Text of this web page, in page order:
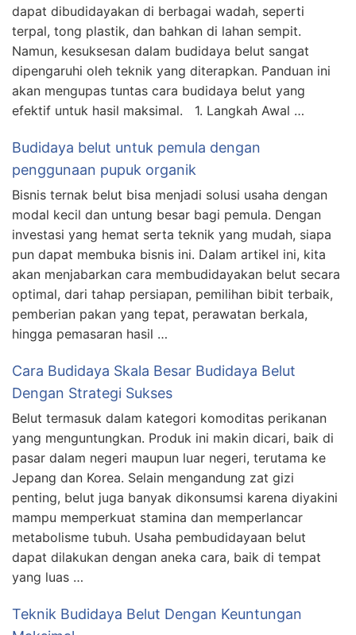
dapat dibudidayakan di berbagai wadah, seperti
terpal, tong plastik, dan bahkan di lahan sempit.
Namun, kesuksesan dalam budidaya belut sangat
dipengaruhi oleh teknik yang diterapkan. Panduan ini
akan mengupas tuntas cara budidaya belut yang
efektif untuk hasil maksimal. 1. Langkah Awal …
Budidaya belut untuk pemula dengan
penggunaan pupuk organik
Bisnis ternak belut bisa menjadi solusi usaha dengan
modal kecil dan untung besar bagi pemula. Dengan
investasi yang hemat serta teknik yang mudah, siapa
pun dapat membuka bisnis ini. Dalam artikel ini, kita
akan menjabarkan cara membudidayakan belut secara
optimal, dari tahap persiapan, pemilihan bibit terbaik,
pemberian pakan yang tepat, perawatan berkala,
hingga pemasaran hasil …
Cara Budidaya Skala Besar Budidaya Belut
Dengan Strategi Sukses
Belut termasuk dalam kategori komoditas perikanan
yang menguntungkan. Produk ini makin dicari, baik di
pasar dalam negeri maupun luar negeri, terutama ke
Jepang dan Korea. Selain mengandung zat gizi
penting, belut juga banyak dikonsumsi karena diyakini
mampu memperkuat stamina dan memperlancar
metabolisme tubuh. Usaha pembudidayaan belut
dapat dilakukan dengan aneka cara, baik di tempat
yang luas …
Teknik Budidaya Belut Dengan Keuntungan